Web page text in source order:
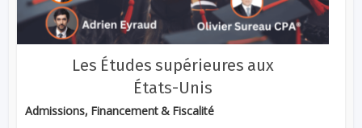
Les Études supérieures aux
États-Unis
Admissions, Financement & Fiscalité